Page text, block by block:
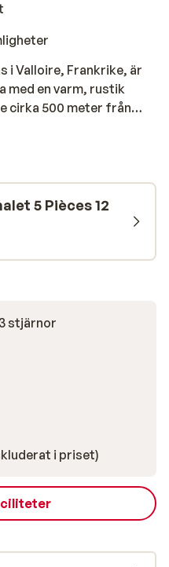
i Valloire, Frankrike, är
med en varm, rustik
cirka 500 meter från
denna stuga
eller vänner. Inuti
omedelbart: träbjälkar,
där långa kvällar
finns fyra sovrum,
och ett
grupper.
bäddsoffa. Med
tvättmaskin
en bekymmersfri
skjuta upp dörrarna till
bergsluften.
bort och tar dig till
cirka 1,5 kilometer
och butikerna
för
en lugnare
5 Pièces 12
stjärnor
i priset)